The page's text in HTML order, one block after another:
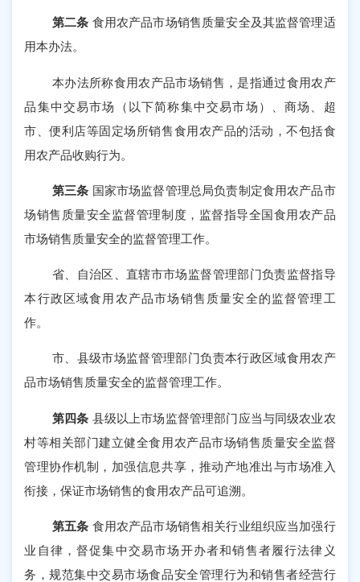
第二条 食用农产品市场销售质量安全及其监督管理适
用本办法。
本办法所称食用农产品市场销售，是指通过食用农产
品集中交易市场（以下简称集中交易市场）、商场、超
市、便利店等固定场所销售食用农产品的活动，不包括食
用农产品收购行为。
第三条 国家市场监督管理总局负责制定食用农产品市
场销售质量安全监督管理制度，监督指导全国食用农产品
市场销售质量安全的监督管理工作。
省、自治区、直辖市市场监督管理部门负责监督指导
本行政区域食用农产品市场销售质量安全的监督管理工
作。
市、县级市场监督管理部门负责本行政区域食用农产
品市场销售质量安全的监督管理工作。
第四条 县级以上市场监督管理部门应当与同级农业农
村等相关部门建立健全食用农产品市场销售质量安全监督
管理协作机制，加强信息共享，推动产地准出与市场准入
衔接，保证市场销售的食用农产品可追溯。
第五条 食用农产品市场销售相关行业组织应当加强行
业自律，督促集中交易市场开办者和销售者履行法律义
务，规范集中交易市场食品安全管理行为和销售者经营行